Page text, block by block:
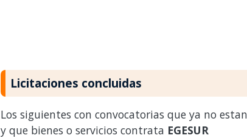
Licitaciones concluidas
Los siguientes con convocatorias que ya no
y que bienes o servicios contrata EGESUR